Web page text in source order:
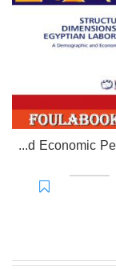
Structure and Dimensions of the Egyptian Labor Force: A Demographic and Economic Perspective